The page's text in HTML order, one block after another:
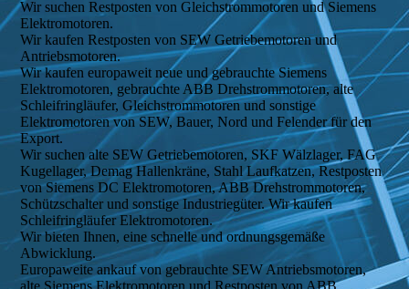
Wir suchen Restposten von Gleichstrommotoren und Siemens
Elektromotoren.
Wir kaufen Restposten von SEW Getriebemotoren und
Antriebsmotoren.
Wir kaufen europaweit neue und gebrauchte Siemens
Elektromotoren, gebrauchte ABB Drehstrommotoren, alte
Schleifringläufer, Gleichstrommotoren und sonstige
Elektromotoren von SEW, Bauer, Nord und Felender für den
Export.
Wir suchen alte SEW Getriebemotoren, SKF Wälzlager, FAG
Kugellager, Demag Hallenkräne, Stahl Laufkatzen, Restposten
von Siemens DC Elektromotoren, ABB Drehstrommotoren,
Schützschalter und sonstige Industriegüter. Wir kaufen
Schleifringläufer Elektromotoren.
Wir bieten Ihnen, eine schnelle und ordnungsgemäße
Abwicklung.
Europaweite ankauf von gebrauchte SEW Antriebsmotoren,
alte Siemens Elektromotoren und Restposten von ABB